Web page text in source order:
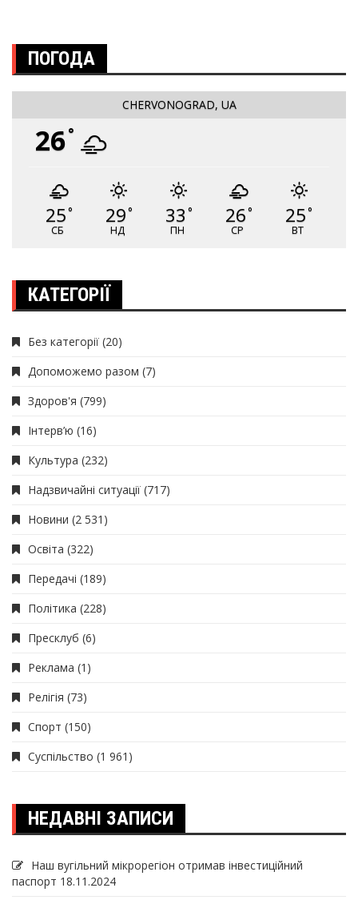
ПОГОДА
CHERVONOGRAD, UA
26°
25°
СБ
29°
НД
33 °
ПН
26°
СР
25°
ВТ
КАТЕГОРІЇ
Без категорії (20)
Допоможемо разом (7)
Здоров'я (799)
Інтерв’ю (16)
Культура (232)
Надзвичайні ситуації (717)
Новини (2 531)
Освіта (322)
Передачі (189)
Політика (228)
Пресклуб (6)
Реклама (1)
Релігія (73)
Спорт (150)
Суспільство (1 961)
НЕДАВНІ ЗАПИСИ
Наш вугільний мікрорегіон отримав інвеcтиційний
паспорт 18.11.2024